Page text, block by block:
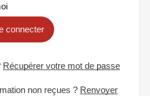
connecter
Récupérer votre mot de passe
non reçues ? Renvoyer